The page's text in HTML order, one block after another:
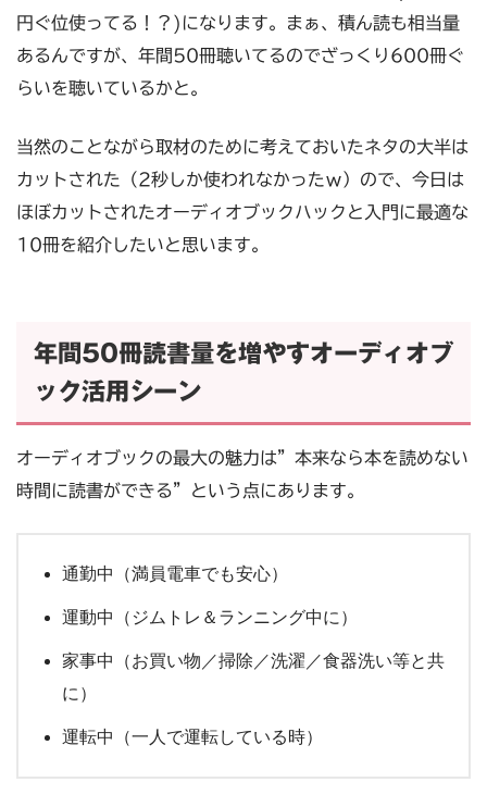
円ぐ位使ってる！？)になります。まぁ、積ん読も相当量
あるんですが、年間50冊聴いてるのでざっくり600冊ぐ
らいを聴いているかと。
当然のことながら取材のために考えておいたネタの大半は
カットされた（2秒しか使われなかったｗ）ので、今日は
ほぼカットされたオーディオブックハックと入門に最適な
10冊を紹介したいと思います。
年間50冊読書量を増やすオーディオブ
ック活用シーン
オーディオブックの最大の魅力は”本来なら本を読めない
時間に読書ができる”という点にあります。
通勤中（満員電車でも安心）
運動中（ジムトレ＆ランニング中に）
家事中（お買い物／掃除／洗濯／食器洗い等と共
に）
運転中（一人で運転している時）